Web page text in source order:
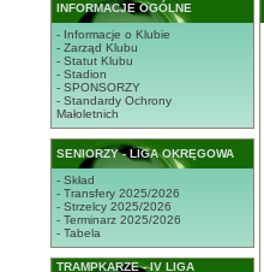
INFORMACJE OGÓLNE
- Informacje o Klubie
- Zarząd Klubu
- Statut Klubu
- Stadion
- SPONSORZY
- Standardy Ochrony
Małoletnich
SENIORZY - LIGA OKRĘGOWA
- Skład
- Transfery 2025/2026
- Strzelcy 2025/2026
- Terminarz 2025/2026
- Tabela
TRAMPKARZE - IV LIGA